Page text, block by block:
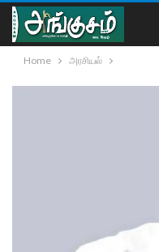
Home அரசியல்